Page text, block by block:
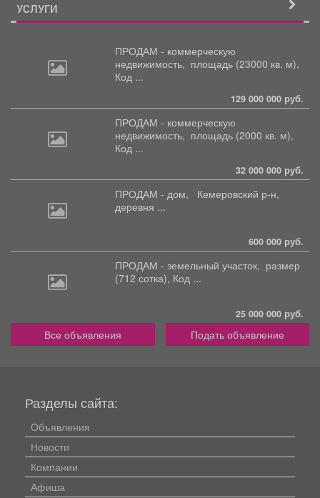
УСЛУГИ
ПРОДАМ - коммерческую
недвижимость, площадь (23000 кв. м),
Код ...
129 000 000 руб.
ПРОДАМ - коммерческую
недвижимость, площадь (2000 кв. м),
Код ...
32 000 000 руб.
ПРОДАМ - дом,
Кемеровский р-н,
деревня ...
600 000 руб.
ПРОДАМ - земельный участок, размер
(712 сотка), Код ...
25 000 000 руб.
Все объявления Подать объявление
Разделы сайта:
Объявления
Новости
Компании
Афиша